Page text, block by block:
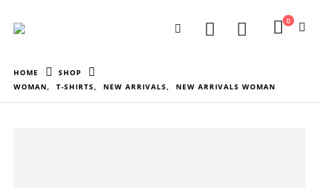
0
HOME
SHOP
WOMAN, T-SHIRTS, NEW ARRIVALS, NEW ARRIVALS WOMAN